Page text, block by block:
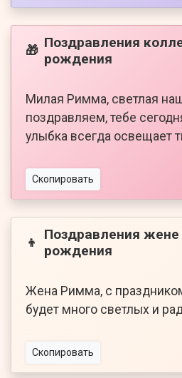
🎁 Поздравления
рождения
Милая Римма, светлая
поздравляем, тебе
улыбка всегда освещает
Скопировать
👦
Поздравления
рождения
Жена Римма, с
будет много светлых и
Скопировать